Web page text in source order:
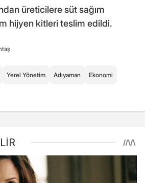
üreticilere süt sağım
hijyen kitleri teslim edildi.
Yerel Yönetim Adıyaman Ekonomi